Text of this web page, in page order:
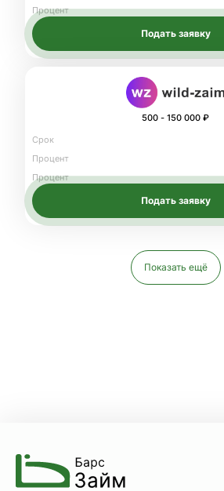
Процент
Подать заявку
500 - 150 000 ₽
Срок
Процент
Процент
Подать заявку
Показать ещё